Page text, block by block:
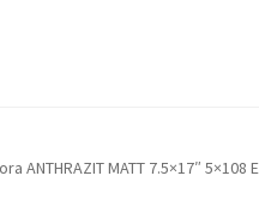
ANTHRAZIT MATT 7.5×17″ 5×108